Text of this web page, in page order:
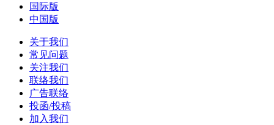
国际版
中国版
关于我们
常见问题
关注我们
联络我们
广告联络
投函/投稿
加入我们